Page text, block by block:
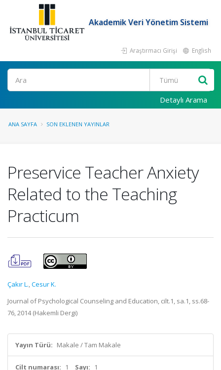
Akademik Veri Yönetim Sistemi
Araştırmacı Girişi English
Ara
Detaylı Arama
ANA SAYFA SON EKLENEN YAYINLAR
Preservice Teacher Anxiety
Related to the Teaching
Practicum
Çakır L.,Cesur K.
Journal of Psychological Counseling and Education, cilt.1, sa.1, ss.68-
76, 2014 (Hakemli Dergi)
Yayın Türü: Makale / Tam Makale
Cilt numarası: 1 Sayı: 1